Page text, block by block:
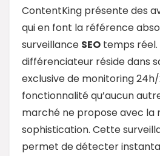
ContentKing présente des
qui en font la référence
surveillance SEO temps
différenciateur réside dans
exclusive de monitoring
fonctionnalité qu’aucun
marché ne propose avec la
sophistication. Cette
permet de détecter